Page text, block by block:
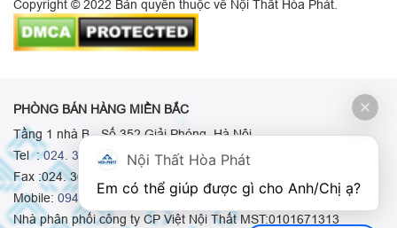
Copyright © 2022 Bản quyền thuộc về Nội Thất Hòa Phát.
PHÒNG BÁN HÀNG MIỀN BẮC
Tầng 1 nhà B - Số 352 Giải Phóng, Hà Nội
Tel :024. 3665 8498-024. 3665 8966-024. 3665 8993
Fax :024. 3664.9379
Mobile: 0948.511.555- 0973.375.668- 0942.155.688
Nhà phân phối công ty CP Việt Nội Thất MST:0101671313
Nội Thất Hòa Phát